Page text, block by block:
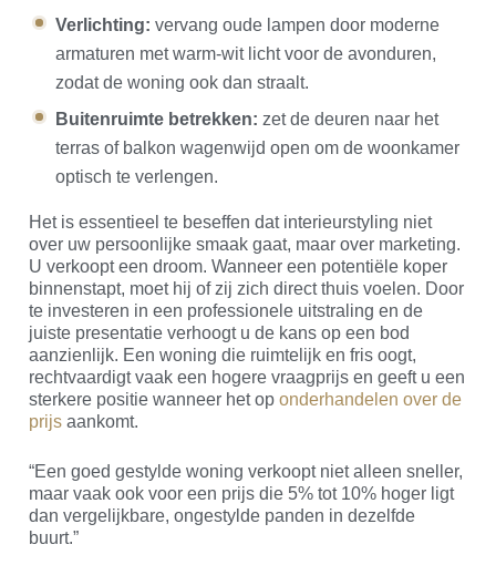
Verlichting: vervang oude lampen door moderne
armaturen met warm-wit licht voor de avonduren,
zodat de woning ook dan straalt.
Buitenruimte betrekken: zet de deuren naar het
terras of balkon wagenwijd open om de woonkamer
optisch te verlengen.
Het is essentieel te beseffen dat interieurstyling niet
over uw persoonlijke smaak gaat, maar over marketing.
U verkoopt een droom. Wanneer een potentiële koper
binnenstapt, moet hij of zij zich direct thuis voelen. Door
te investeren in een professionele uitstraling en de
juiste presentatie verhoogt u de kans op een bod
aanzienlijk. Een woning die ruimtelijk en fris oogt,
rechtvaardigt vaak een hogere vraagprijs en geeft u een
sterkere positie wanneer het oponderhandelen over de
prijs aankomt.
“Een goed gestylde woning verkoopt niet alleen sneller,
maar vaak ook voor een prijs die 5% tot 10% hoger ligt
dan vergelijkbare, ongestylde panden in dezelfde
buurt.”